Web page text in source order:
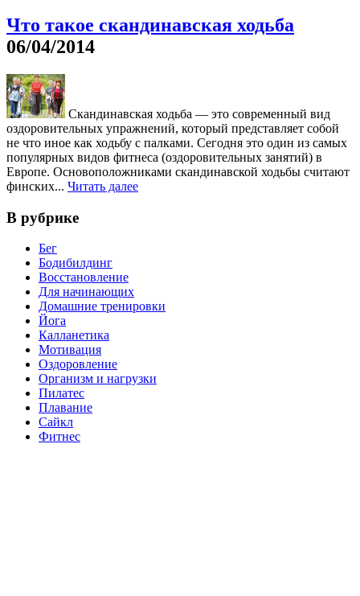
Что такое скандинавская ходьба
06/04/2014
Скандинавская ходьба — это современный вид
оздоровительных упражнений, который представляет собой
не что иное как ходьбу с палками. Сегодня это один из самых
популярных видов фитнеса (оздоровительных занятий) в
Европе. Основоположниками скандинавской ходьбы считают
финских... Читать далее
В рубрике
Бег
Бодибилдинг
Восстановление
Для начинающих
Домашние тренировки
Йога
Калланетика
Мотивация
Оздоровление
Организм и нагрузки
Пилатес
Плавание
Сайкл
Фитнес